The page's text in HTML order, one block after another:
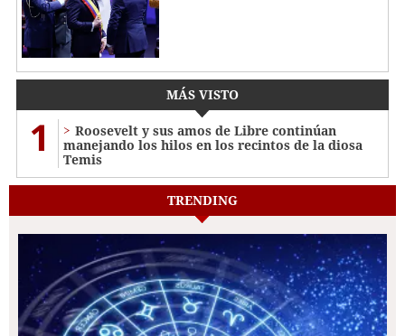
MÁS VISTO
1
Roosevelt y sus amos de Libre continúan
manejando los hilos en los recintos de la diosa
Temis
TRENDING